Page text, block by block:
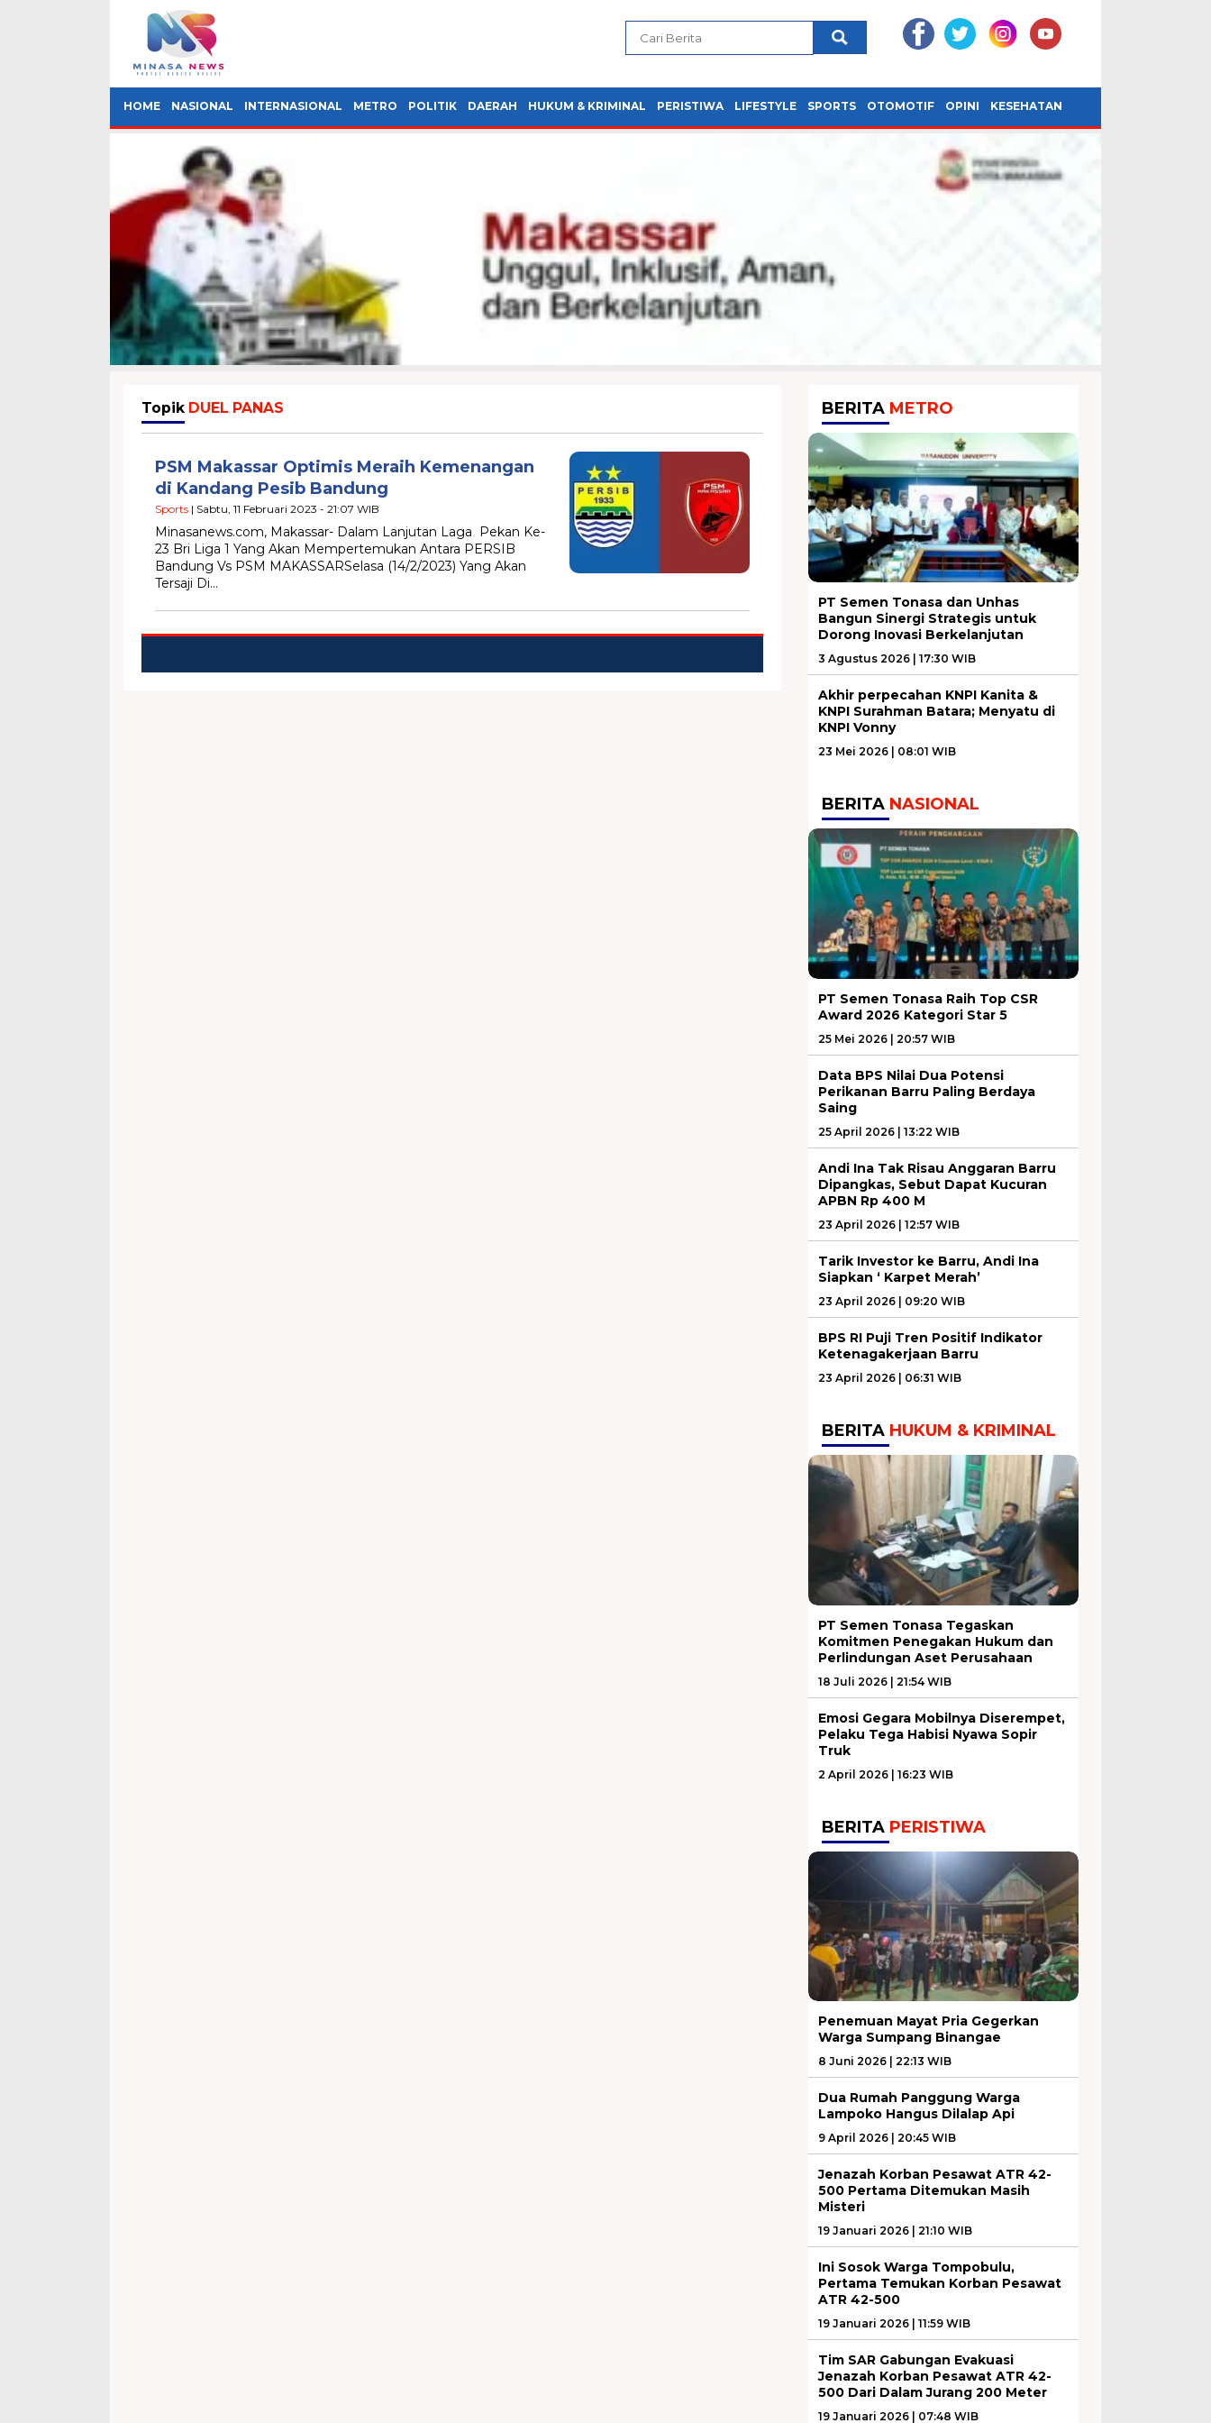
HOME NASIONAL INTERNASIONAL METRO POLITIK DAERAH HUKUM & KRIMINAL PERISTIWA LIFESTYLE SPORTS OTOMOTIF OPINI KESEHATAN
Topik DUEL PANAS
PSM Makassar Optimis Meraih Kemenangan
di Kandang Pesib Bandung
Sports | Sabtu, 11 Februari 2023 - 21:07 WIB
Minasanews.com, Makassar- Dalam Lanjutan Laga Pekan Ke-
23 Bri Liga 1 Yang Akan Mempertemukan Antara PERSIB
Bandung Vs PSM MAKASSARSelasa (14/2/2023) Yang Akan
Tersaji Di…
BERITA METRO
PT Semen Tonasa dan Unhas
Bangun Sinergi Strategis untuk
Dorong Inovasi Berkelanjutan
3 Agustus 2026 | 17:30 WIB
Akhir perpecahan KNPI Kanita &
KNPI Surahman Batara; Menyatu di
KNPI Vonny
23 Mei 2026 | 08:01 WIB
BERITA NASIONAL
PT Semen Tonasa Raih Top CSR
Award 2026 Kategori Star 5
25 Mei 2026 | 20:57 WIB
Data BPS Nilai Dua Potensi
Perikanan Barru Paling Berdaya
Saing
25 April 2026 | 13:22 WIB
Andi Ina Tak Risau Anggaran Barru
Dipangkas, Sebut Dapat Kucuran
APBN Rp 400 M
23 April 2026 | 12:57 WIB
Tarik Investor ke Barru, Andi Ina
Siapkan ‘ Karpet Merah’
23 April 2026 | 09:20 WIB
BPS RI Puji Tren Positif Indikator
Ketenagakerjaan Barru
23 April 2026 | 06:31 WIB
BERITA HUKUM & KRIMINAL
PT Semen Tonasa Tegaskan
Komitmen Penegakan Hukum dan
Perlindungan Aset Perusahaan
18 Juli 2026 | 21:54 WIB
Emosi Gegara Mobilnya Diserempet,
Pelaku Tega Habisi Nyawa Sopir
Truk
2 April 2026 | 16:23 WIB
BERITA PERISTIWA
Penemuan Mayat Pria Gegerkan
Warga Sumpang Binangae
8 Juni 2026 | 22:13 WIB
Dua Rumah Panggung Warga
Lampoko Hangus Dilalap Api
9 April 2026 | 20:45 WIB
Jenazah Korban Pesawat ATR 42-
500 Pertama Ditemukan Masih
Misteri
19 Januari 2026 | 21:10 WIB
Ini Sosok Warga Tompobulu,
Pertama Temukan Korban Pesawat
ATR 42-500
19 Januari 2026 | 11:59 WIB
Tim SAR Gabungan Evakuasi
Jenazah Korban Pesawat ATR 42-
500 Dari Dalam Jurang 200 Meter
19 Januari 2026 | 07:48 WIB